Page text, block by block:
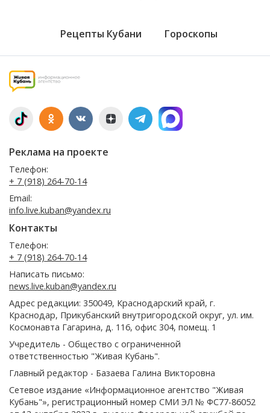
Рецепты Кубани Гороскопы
Реклама на проекте
Телефон:
+ 7 (918) 264-70-14
Email:
info.live.kuban@yandex.ru
Контакты
Телефон:
+ 7 (918) 264-70-14
Написать письмо:
news.live.kuban@yandex.ru
Адрес редакции: 350049, Краснодарский край, г.
Краснодар, Прикубанский внутригородской округ, ул. им.
Космонавта Гагарина, д. 116, офис 304, помещ. 1
Учредитель - Общество с ограниченной
ответственностью "Живая Кубань".
Главный редактор - Базаева Галина Викторовна
Сетевое издание «Информационное агентство "Живая
Кубань"», регистрационный номер СМИ ЭЛ № ФС77-86052